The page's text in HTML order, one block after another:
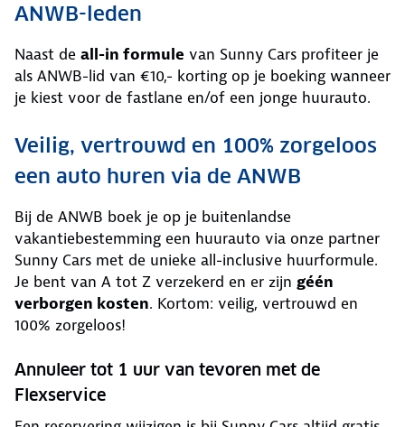
ANWB-leden
Naast de all-in formule van Sunny Cars profiteer je
als ANWB-lid van €10,- korting op je boeking wanneer
je kiest voor de fastlane en/of een jonge huurauto.
Veilig, vertrouwd en 100% zorgeloos
een auto huren via de ANWB
Bij de ANWB boek je op je buitenlandse
vakantiebestemming een huurauto via onze partner
Sunny Cars met de unieke all-inclusive huurformule.
Je bent van A tot Z verzekerd en er zijn géén
verborgen kosten. Kortom: veilig, vertrouwd en
100% zorgeloos!
Annuleer tot 1 uur van tevoren met de
Flexservice